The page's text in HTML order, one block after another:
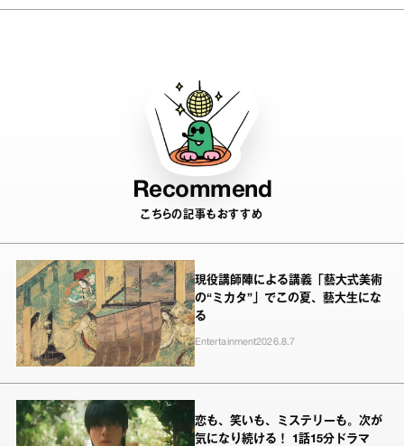
Recommend
こちらの記事もおすすめ
現役講師陣による講義「藝大式美術
の“ミカタ”」でこの夏、藝大生にな
る
Entertainment2026.8.7
恋も、笑いも、ミステリーも。次が
気になり続ける！ 1話15分ドラマ